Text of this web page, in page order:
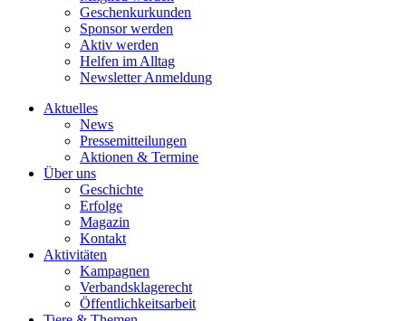
Geschenkurkunden
Sponsor werden
Aktiv werden
Helfen im Alltag
Newsletter Anmeldung
Aktuelles
News
Pressemitteilungen
Aktionen & Termine
Über uns
Geschichte
Erfolge
Magazin
Kontakt
Aktivitäten
Kampagnen
Verbandsklagerecht
Öffentlichkeitsarbeit